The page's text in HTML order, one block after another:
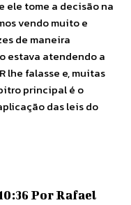
ele tome a decisão na
vendo muito e
de maneira
estava atendendo a
lhe falasse e, muitas
principal é o
das leis do
Por Rafael